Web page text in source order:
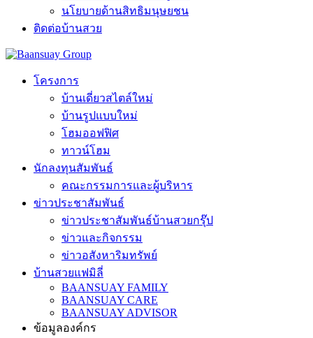
นโยบายด้านสิทธิมนุษยชน
ติดต่อบ้านสวย
โครงการ
บ้านเดี่ยวสไตล์ใหม่
บ้านรูปแบบใหม่
โฮมออฟฟิศ
ทาวน์โฮม
นักลงทุนสัมพันธ์
คณะกรรมการและผู้บริหาร
ข่าวประชาสัมพันธ์
ข่าวประชาสัมพันธ์บ้านสวยกรุ๊ป
ข่าวและกิจกรรม
ข่าวอสังหาริมทรัพย์
บ้านสวยแฟมิลี่
BAANSUAY FAMILY
BAANSUAY CARE
BAANSUAY ADVISOR
ข้อมูลองค์กร